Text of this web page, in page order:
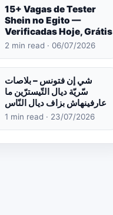
15+ Vagas de Tester
Shein no Egito —
Verificadas Hoje, Grátis
2 min read · 06/07/2026
شي إن فتونس – بلاصات
سّريّة ديال التّيسترّين ما
عارفينهاش بزاف ديال النّاس
1 min read · 23/07/2026